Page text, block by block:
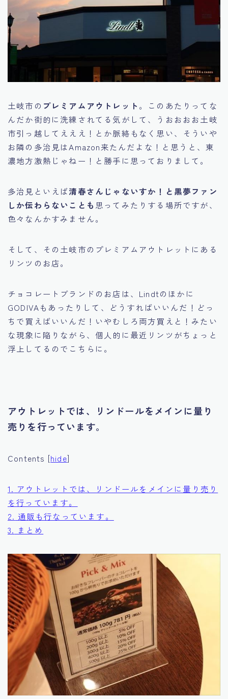
土岐市の プレミアムアウトレット 。このあたりってな
んだか街的に洗練されてる気がして、うおおおお土岐
市引っ越してえええ！とか脈絡もなく思い、そういや
お隣の多治見はAmazon来たんだよな！と思うと、東
濃地方激熱じゃねー！と勝手に思っておりまして。
多治見といえば清春さんじゃないすか！と黒夢ファン
しか伝わらないことも 思ってみたりする場所ですが、
色々なんかすみません。
そして、その土岐市のプレミアムアウトレットにある
リンツのお店。
チョコレートブランドのお店は、Lindtのほかに
GODIVAもあったりして、どうすればいいんだ！どっ
ちで買えばいいんだ！いやむしろ両方買えと！みたい
な現象に陥りながら、個人的に最近リンツがちょっと
浮上してるのでこちらに。
アウトレットでは、リンドールをメインに量り
売りを行っています。
Contents [hide]
1. アウトレットでは、リンドールをメインに量り売り
を行っています。
2. 通販も行なっています。
3. まとめ